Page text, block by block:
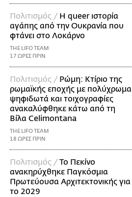
Πολιτισμός / Η queer ιστορία
αγάπης από την Ουκρανία που
φτάνει στο Λοκάρνο
THE LIFO TEAM
17 ΩΡΕΣ ΠΡΙΝ
Πολιτισμός / Ρώμη: Κτίριο της
ρωμαϊκής εποχής με πολύχρωμα
ψηφιδωτά και τοιχογραφίες
ανακαλύφθηκε κάτω από τη
Βίλα Celimontana
THE LIFO TEAM
18 ΩΡΕΣ ΠΡΙΝ
Πολιτισμός / Το Πεκίνο
ανακηρύχθηκε Παγκόσμια
Πρωτεύουσα Αρχιτεκτονικής για
το 2029